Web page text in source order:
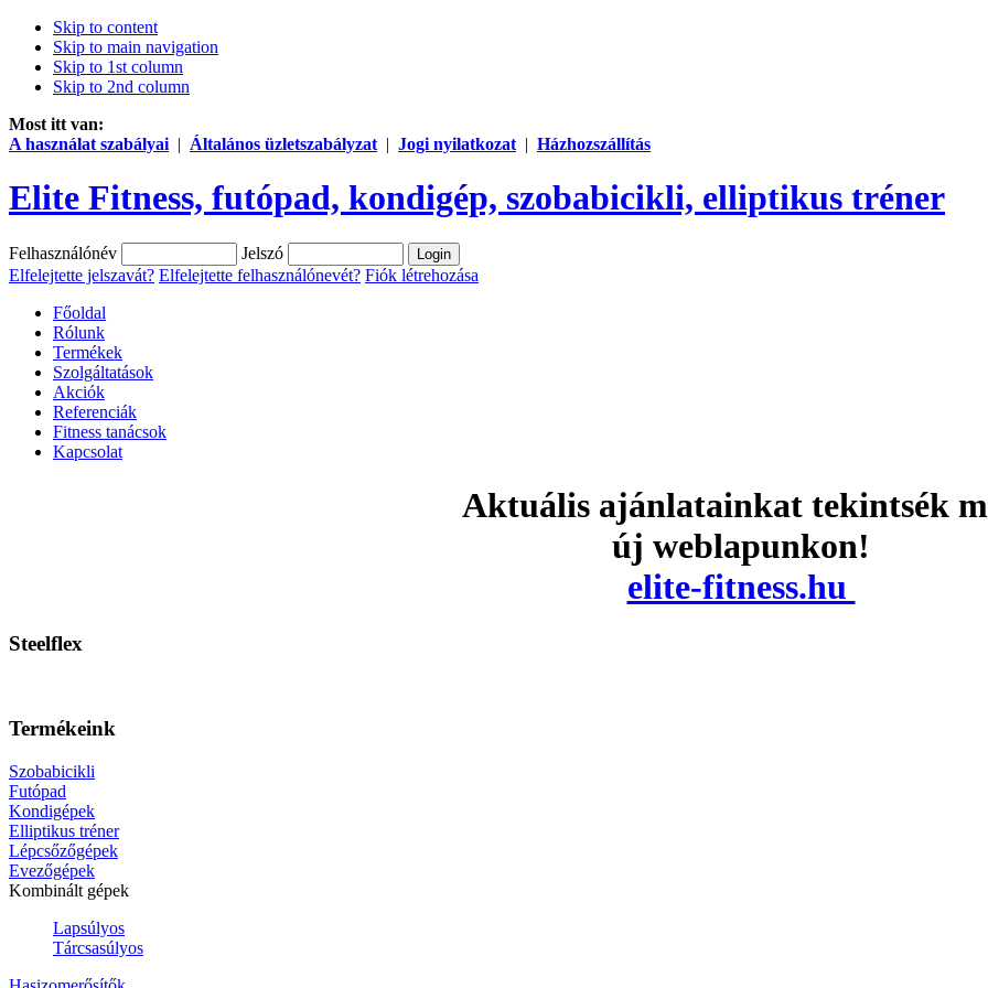
Skip to content
Skip to main navigation
Skip to 1st column
Skip to 2nd column
Most itt van:
A használat szabályai | Általános üzletszabályzat | Jogi nyilatkozat | Házhozszállítás
Elite Fitness, futópad, kondigép, szobabicikli, elliptikus tréner
Felhasználónév
Jelszó
Elfelejtette jelszavát? Elfelejtette felhasználónevét? Fiók létrehozása
Főoldal
Rólunk
Termékek
Szolgáltatások
Akciók
Referenciák
Fitness tanácsok
Kapcsolat
Aktuális ajánlatainkat tekintsék
új weblapunkon!
elite-fitness.hu
Steelflex
Termékeink
Szobabicikli
Futópad
Kondigépek
Elliptikus tréner
Lépcsőzőgépek
Evezőgépek
Kombinált gépek
Lapsúlyos
Tárcsasúlyos